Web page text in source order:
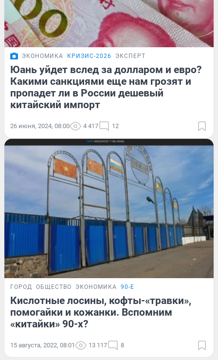
ЭКОНОМИКА КРИЗИС-2026 ЭКСПЕРТ
Юань уйдет вслед за долларом и евро?
Какими санкциями еще нам грозят и
пропадет ли в России дешевый
китайский импорт
26 июня, 2024, 08:00 4 417 12
ГОРОД ОБЩЕСТВО ЭКОНОМИКА 90-Е
Кислотные лосины, кофты-«травки»,
помогайки и кожанки. Вспомним
«китайки» 90-х?
15 августа, 2022, 08:01 13 117 8